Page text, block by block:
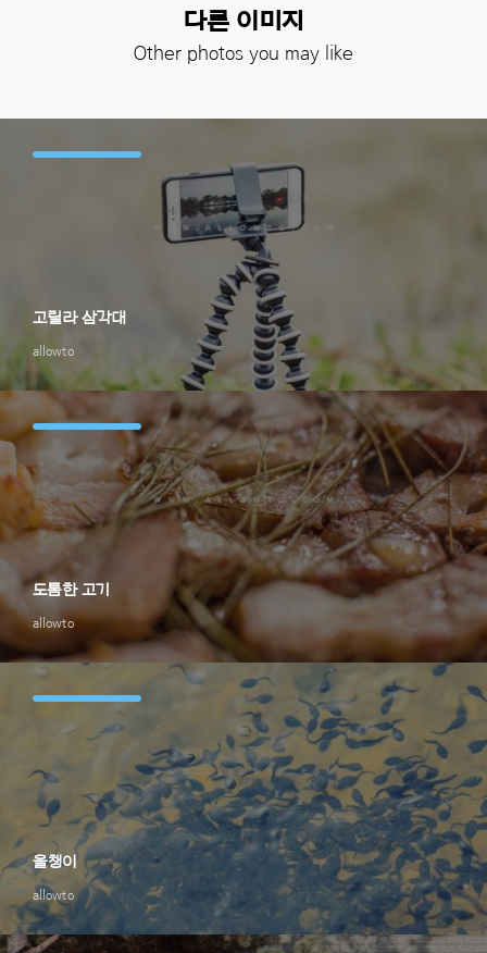
다른 이미지
Other photos you may like
allowto
고릴라 삼각대
allowto
도톰한 고기
allowto
올챙이